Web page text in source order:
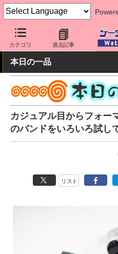
カテゴリ 過去記事
ケータイ Watch 周辺機器/アクセ
本日の一品
カジュアル目からフォー
のバンドをいろいろ試し
リスト